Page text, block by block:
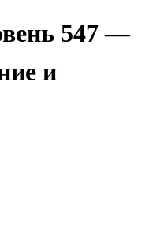
547 —
и